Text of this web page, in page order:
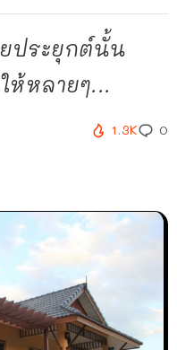
ประยุกต์นั้น
ห้หลายๆ...
1.3K 0